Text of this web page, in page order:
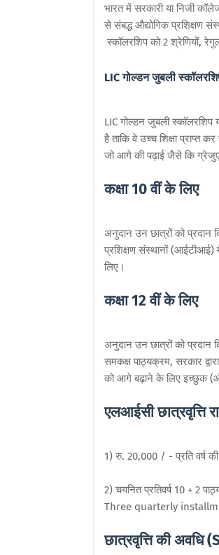
भारत में सरकारी या निजी
से संबद्ध औद्योगिक प्रशिक्षण
स्कॉलरशिप को 2 श्रेणियों,
LIC गोल्डन जुबली
LIC गोल्डन जुबली स्कॉलरशिप
है ताकि वे उच्च शिक्षा प्राप्त
जो आगे की पढ़ाई जैसे कि
कक्षा 10 वीं के लिए
अनुदान उन छात्रों को प्रदान
प्रशिक्षण संस्थानों
लिए।
कक्षा 12 वीं के लिए
अनुदान उन छात्रों को प्रदान
समकक्ष पाठ्यक्रम, सरकार
को आगे बढ़ाने के लिए इच्छुक
एलआईसी छात्रवृत्ति
1) रु. 20,000 / - प्रति वर्ष
2) चयनित प्रतिवर्ष 10 + 2
Three quarterly
छात्रवृत्ति की अवधि